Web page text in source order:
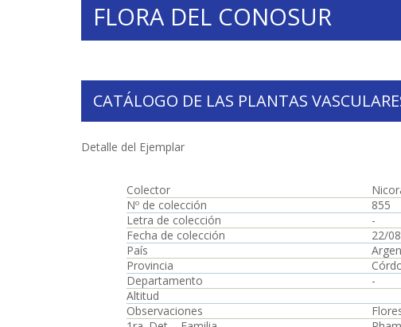
FLORA DEL CONOSUR
CATÁLOGO DE LAS PLANTAS
Detalle del Ejemplar
Colector
Nº de colección
855
Letra de colección
-
Fecha de colección
22/
País
Provincia
Departamento
-
Altitud
Observaciones